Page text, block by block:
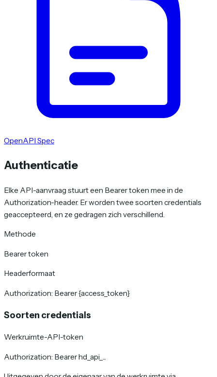
OpenAPI Spec
Authenticatie
Elke API-aanvraag stuurt een Bearer token mee in de
Authorization-header. Er worden twee soorten credentials
geaccepteerd, en ze gedragen zich verschillend.
Methode
Bearer token
Headerformaat
Authorization: Bearer {access_token}
Soorten credentials
Werkruimte-API-token
Authorization: Bearer hd_api_...